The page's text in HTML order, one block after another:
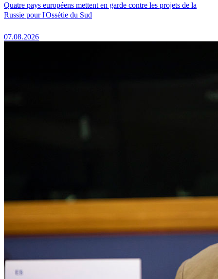
Quatre pays européens mettent en garde contre les projets de la
Russie pour l'Ossétie du Sud
07.08.2026